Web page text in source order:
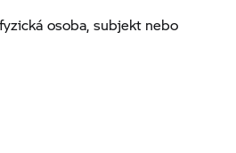
osoba, subjekt nebo